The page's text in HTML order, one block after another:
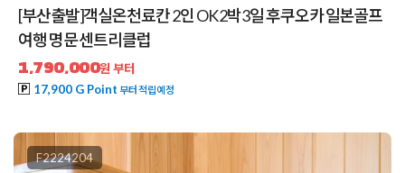
[부산출발]객실온천료칸 2인 OK 2박3일 후쿠오카 일본골프
여행 명문 센트리클럽
1,790,000원 부터
17,900 G Point 부터 적립예정
F2224204